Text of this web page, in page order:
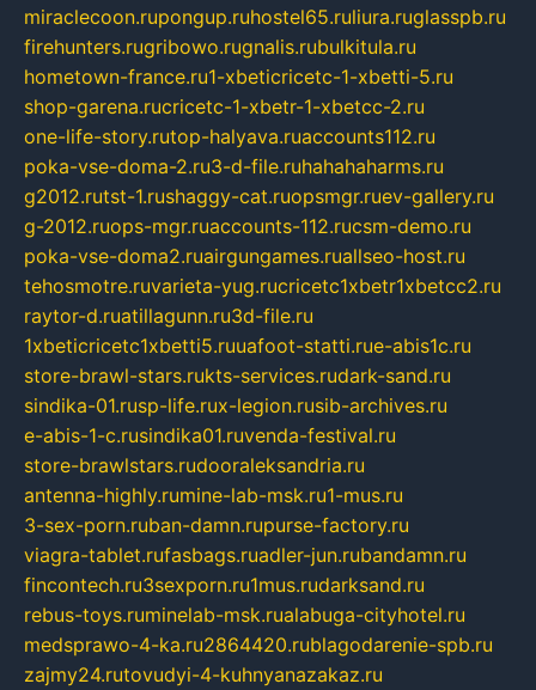
miraclecoon.rupongup.ruhostel65.ruliura.ruglasspb.ru
firehunters.rugribowo.rugnalis.rubulkitula.ru
hometown-france.ru1-xbeticricetc-1-xbetti-5.ru
shop-garena.rucricetc-1-xbetr-1-xbetcc-2.ru
one-life-story.rutop-halyava.ruaccounts112.ru
poka-vse-doma-2.ru3-d-file.ruhahahaharms.ru
g2012.rutst-1.rushaggy-cat.ruopsmgr.ruev-gallery.ru
g-2012.ruops-mgr.ruaccounts-112.rucsm-demo.ru
poka-vse-doma2.ruairgungames.ruallseo-host.ru
tehosmotre.ruvarieta-yug.rucricetc1xbetr1xbetcc2.ru
raytor-d.ruatillagunn.ru3d-file.ru
1xbeticricetc1xbetti5.ruuafoot-statti.rue-abis1c.ru
store-brawl-stars.rukts-services.rudark-sand.ru
sindika-01.rusp-life.rux-legion.rusib-archives.ru
e-abis-1-c.rusindika01.ruvenda-festival.ru
store-brawlstars.rudooraleksandria.ru
antenna-highly.rumine-lab-msk.ru1-mus.ru
3-sex-porn.ruban-damn.rupurse-factory.ru
viagra-tablet.rufasbags.ruadler-jun.rubandamn.ru
fincontech.ru3sexporn.ru1mus.rudarksand.ru
rebus-toys.ruminelab-msk.rualabuga-cityhotel.ru
medsprawo-4-ka.ru2864420.rublagodarenie-spb.ru
zajmy24.rutovudyi-4-kuhnyanazakaz.ru